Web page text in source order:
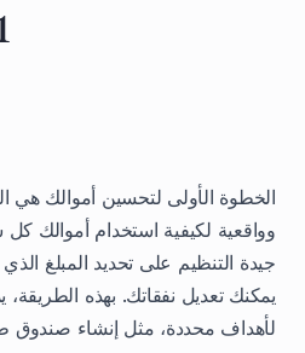
1. من أين تبدأ؟
الخطوة الأولى لتحسين أموالك هي
وواقعية لكيفية استخدام أموالك كل
جيدة التنظيم على تحديد المبلغ
يمكنك تعديل نفقاتك. بهذه
لأهداف محددة، مثل إنشاء صندوق